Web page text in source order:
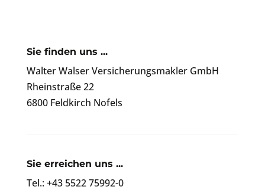
Sie finden uns ...
Walter Walser Versicherungsmakler GmbH
Rheinstraße 22
6800 Feldkirch Nofels
Sie erreichen uns ...
Tel.: +43 5522 75992-0